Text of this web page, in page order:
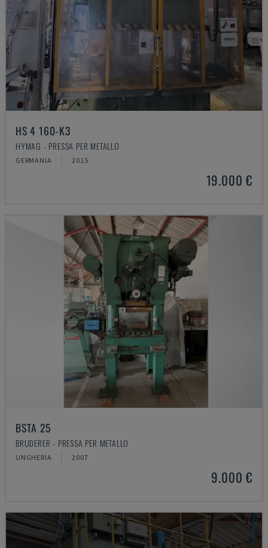
HS 4 160-K3
HYMAG - PRESSA PER METALLO
GERMANIA 2015
19.000 €
BSTA 25
BRUDERER - PRESSA PER METALLO
UNGHERIA 2007
9.000 €